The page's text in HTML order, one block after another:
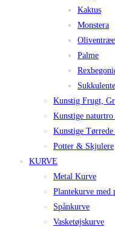
Kaktus
Monstera
Palme
Kunstig Frugt,
Kunstige naturtro
Kunstige
Potter & Skjulere
KURVE
Metal Kurve
Plantekurve med
Spånkurve
Vasketøjskurve